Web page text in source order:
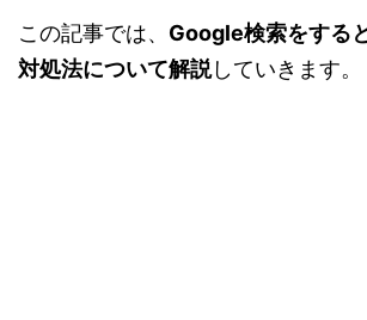
この記事では、 Google検索をする
対処法について解説していきます。